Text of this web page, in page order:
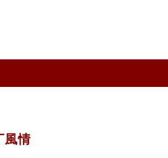
風情